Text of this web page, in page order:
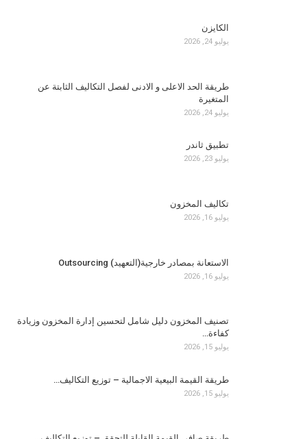
الكايزن
يوليو 24, 2026
طريقة الحد الاعلى و الادنى لفصل التكاليف الثابتة عن
المتغيرة
يوليو 24, 2026
تطبيق ثاندر
يوليو 23, 2026
تكاليف المخزون
يوليو 16, 2026
الاستعانة بمصادر خارجية(التعهيد) Outsourcing
يوليو 16, 2026
تصنيف المخزون دليل شامل لتحسين إدارة المخزون وزيادة
كفاءة…
يوليو 15, 2026
طريقة القيمة البيعية الاجمالية – توزيع التكاليف…
يوليو 15, 2026